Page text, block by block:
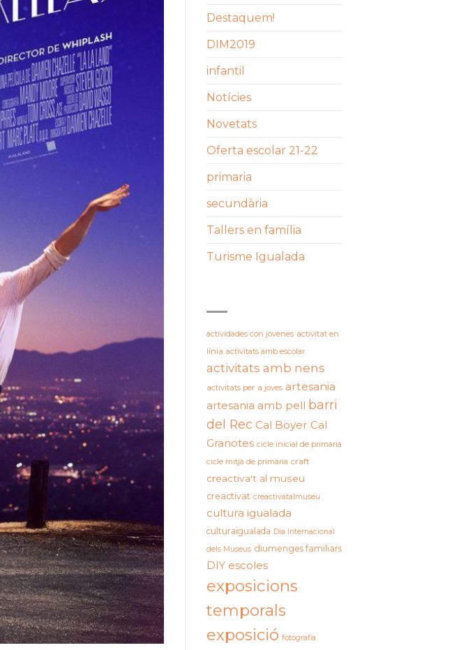
Destaquem!
DIM2019
infantil
Notícies
Novetats
Oferta escolar 21-22
primaria
secundària
Tallers en família
Turisme Igualada
actividades con jóvenes activitat en
línia activitats amb escolar
activitats amb nens
activitats per a joves artesania
artesania amb pell barri
del Rec Cal Boyer Cal
Granotes cicle inicial de primaria
cicle mitjà de primària craft
creactiva't al museu
creactivat creactivatalmuseu
cultura igualada
culturaigualada Dia Internacional
dels Museus diumenges familiars
DIY escoles
exposicions
temporals
exposició fotografia